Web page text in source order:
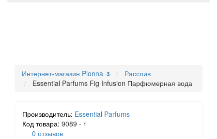
Интернет-магазин Pionna 🌷
Расспив
Essential Parfums Fig Infusion Парфюмерная вода
Производитель: Essential Parfums
Код товара: 9089 - r
0 отзывов